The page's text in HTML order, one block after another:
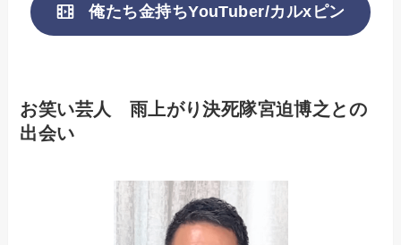
俺たち金持ちYouTuber/カルxピン
お笑い芸人 雨上がり決死隊宮迫博之との
出会い